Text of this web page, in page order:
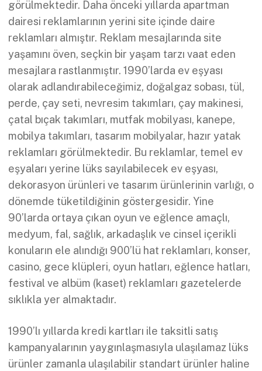
görülmektedir. Daha önceki yıllarda apartman
dairesi reklamlarının yerini site içinde daire
reklamları almıştır. Reklam mesajlarında site
yaşamını öven, seçkin bir yaşam tarzı vaat eden
mesajlara rastlanmıştır. 1990’larda ev eşyası
olarak adlandırabileceğimiz, doğalgaz sobası, tül,
perde, çay seti, nevresim takımları, çay makinesi,
çatal bıçak takımları, mutfak mobilyası, kanepe,
mobilya takımları, tasarım mobilyalar, hazır yatak
reklamları görülmektedir. Bu reklamlar, temel ev
eşyaları yerine lüks sayılabilecek ev eşyası,
dekorasyon ürünleri ve tasarım ürünlerinin varlığı, o
dönemde tüketildiğinin göstergesidir. Yine
90’larda ortaya çıkan oyun ve eğlence amaçlı,
medyum, fal, sağlık, arkadaşlık ve cinsel içerikli
konuların ele alındığı 900’lü hat reklamları, konser,
casino, gece klüpleri, oyun hatları, eğlence hatları,
festival ve albüm (kaset) reklamları gazetelerde
sıklıkla yer almaktadır.
1990’lı yıllarda kredi kartları ile taksitli satış
kampanyalarının yaygınlaşmasıyla ulaşılamaz lüks
ürünler zamanla ulaşılabilir standart ürünler haline